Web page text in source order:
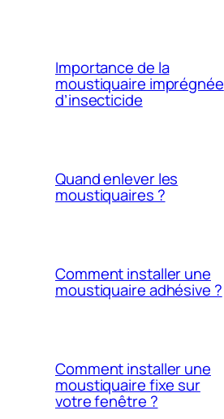
Importance de la
moustiquaire imprégnée
d’insecticide
Quand enlever les
moustiquaires ?
Comment installer une
moustiquaire adhésive ?
Comment installer une
moustiquaire fixe sur
votre fenêtre ?